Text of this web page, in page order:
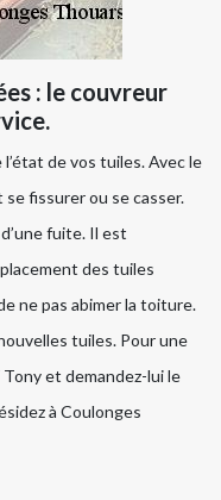
: le couvreur
de vos tuiles. Avec le
fissurer ou se casser.
fuite. Il est
des tuiles
ne pas abimer la toiture.
tuiles. Pour une
et demandez-lui le
à Coulonges